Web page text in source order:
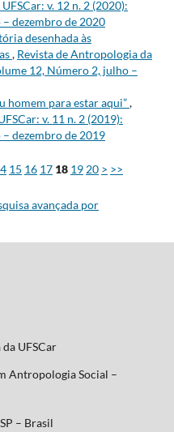
v. 12 n. 2 (2020):
dezembro de 2020
desenhada às
, Revista de Antropologia da
12, Número 2, julho –
homem para estar aqui”,
v. 11 n. 2 (2019):
dezembro de 2019
15 16 17 18 19 20 > >>
avançada por
UFSCar
Antropologia Social –
– Brasil